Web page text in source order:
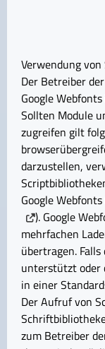
Verwendung
Der Betreiber
Google
Sollten Module
zugreifen gilt
darzustellen,
Google Webfonts
). Google
mehrfachen
übertragen.
unterstützt oder
in einer
Der Aufruf von
zum Betreiber